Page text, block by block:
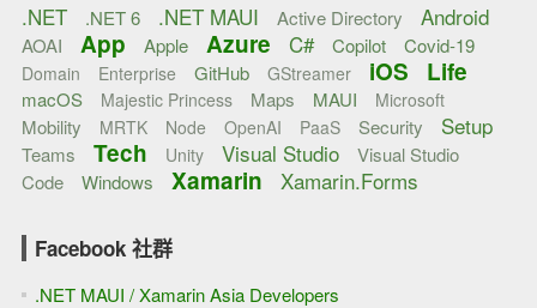
.NET .NET 6 .NET MAUI Active Directory Android
AOAI App Apple Azure C# Copilot Covid-19
Domain Enterprise GitHub GStreamer iOS Life
macOS Majestic Princess Maps MAUI Microsoft
Mobility MRTK Node OpenAI PaaS Security Setup
Teams Tech Unity Visual Studio
Visual Studio
Code
Windows Xamarin Xamarin.Forms
Facebook 社群
.NET MAUI / Xamarin Asia Developers